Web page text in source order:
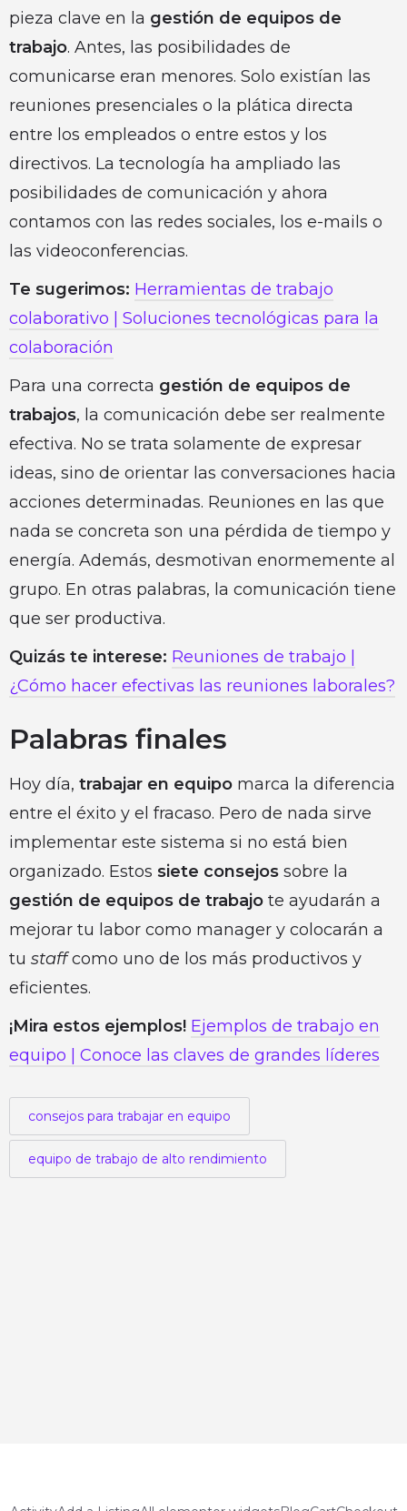
pieza clave en la gestión de equipos de
trabajo. Antes, las posibilidades de
comunicarse eran menores. Solo existían las
reuniones presenciales o la plática directa
entre los empleados o entre estos y los
directivos. La tecnología ha ampliado las
posibilidades de comunicación y ahora
contamos con las redes sociales, los e-mails o
las videoconferencias.
Te sugerimos: Herramientas de trabajo
colaborativo | Soluciones tecnológicas para la
colaboración
Para una correcta gestión de equipos de
trabajos, la comunicación debe ser realmente
efectiva. No se trata solamente de expresar
ideas, sino de orientar las conversaciones hacia
acciones determinadas. Reuniones en las que
nada se concreta son una pérdida de tiempo y
energía. Además, desmotivan enormemente al
grupo. En otras palabras, la comunicación tiene
que ser productiva.
Quizás te interese: Reuniones de trabajo |
¿Cómo hacer efectivas las reuniones laborales?
Palabras finales
Hoy día, trabajar en equipo marca la diferencia
entre el éxito y el fracaso. Pero de nada sirve
implementar este sistema si no está bien
organizado. Estos siete consejos sobre la
gestión de equipos de trabajo te ayudarán a
mejorar tu labor como manager y colocarán a
tu staffcomo uno de los más productivos y
eficientes.
¡Mira estos ejemplos! Ejemplos de trabajo en
equipo | Conoce las claves de grandes líderes
consejos para trabajar en equipo
equipo de trabajo de alto rendimiento